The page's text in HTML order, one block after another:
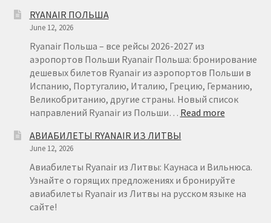
ОТ
€
29
RYANAIR ПОЛЬША
June 12, 2026
Ryanair Польша – все рейсы 2026-2027 из
аэропортов Польши Ryanair Польша: бронирование
дешевых билетов Ryanair из аэропортов Польши в
Испанию, Португалию, Италию, Грецию, Германию,
Великобританию, другие страны. Новый список
направлений Ryanair из Польши… Read more:
АВИАБИЛЕТЫ RYANAIR ИЗ ЛИТВЫ
June 12, 2026
Авиабилеты Ryanair из Литвы: Каунаса и Вильнюса.
Узнайте о горящих предложениях и бронируйте
авиабилеты Ryanair из Литвы на русском языке на
сайте!